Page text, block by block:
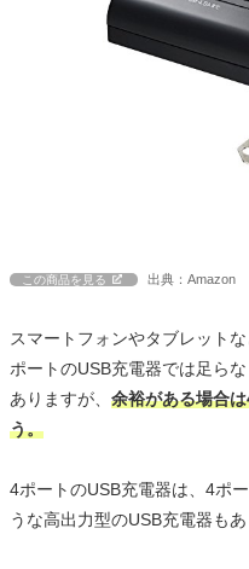
この商品を見る 出典：Amazon
スマートフォンやタブレット
ポートのUSB充電器では足ら
ありますが、 余裕がある場合
う。
4ポートのUSB充電器は、4ポ
うな高出力型のUSB充電器もあ